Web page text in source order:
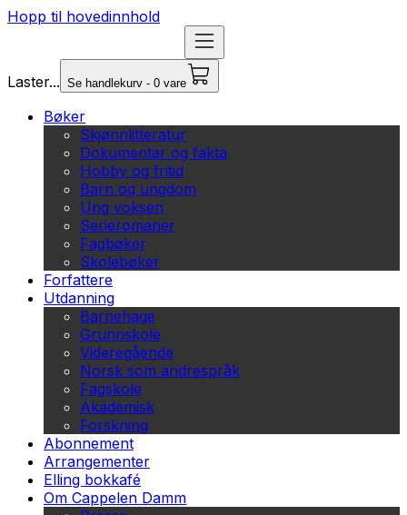
Hopp til hovedinnhold
Laster... Se handlekurv - 0 vare
Bøker
Skjønnlitteratur
Dokumentar og fakta
Hobby og fritid
Barn og ungdom
Ung voksen
Serieromaner
Fagbøker
Skolebøker
Forfattere
Utdanning
Barnehage
Grunnskole
Videregående
Norsk som andrespråk
Fagskole
Akademisk
Forskning
Abonnement
Arrangementer
Elling bokkafé
Om Cappelen Damm